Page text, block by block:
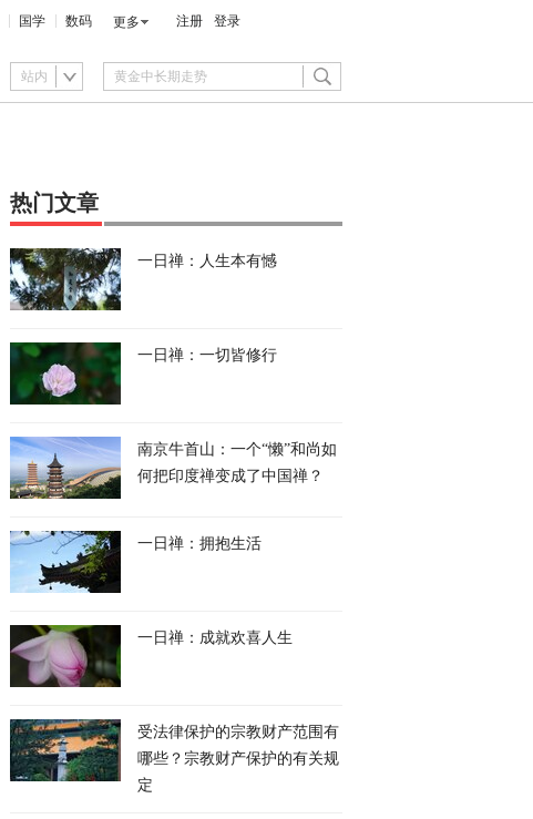
国学 数码 更多 注册 登录
站内
触，没多少诚意
景，杨永明分析：台湾能
源储备仅可支撑11天
热门文章
一日禅：人生本有憾
一日禅：一切皆修行
南京牛首山：一个“懒”和尚如
何把印度禅变成了中国禅？
一日禅：拥抱生活
一日禅：成就欢喜人生
受法律保护的宗教财产范围有
哪些？宗教财产保护的有关规
定